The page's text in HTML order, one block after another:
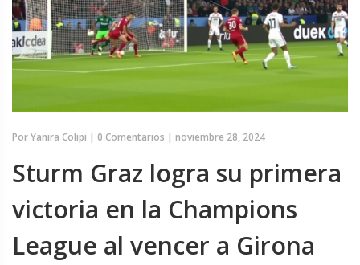
PorYanira Colipi | 0 Comentarios | noviembre 28, 2024
Sturm Graz logra su primera
victoria en la Champions
League al vencer a Girona